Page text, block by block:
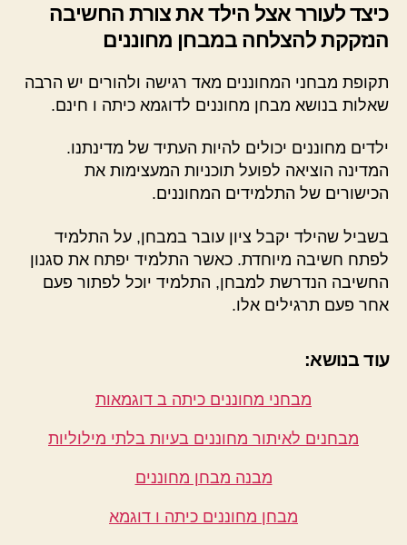
כיצד לעורר אצל הילד את צורת החשיבה
הנזקקת להצלחה במבחן מחוננים
תקופת מבחני המחוננים מאד רגישה ולהורים יש הרבה
שאלות בנושא מבחן מחוננים לדוגמא כיתה ו חינם.
ילדים מחוננים יכולים להיות העתיד של מדינתנו.
המדינה הוציאה לפועל תוכניות המעצימות את
הכישורים של התלמידים המחוננים.
בשביל שהילד יקבל ציון עובר במבחן, על התלמיד
לפתח חשיבה מיוחדת. כאשר התלמיד יפתח את סגנון
החשיבה הנדרשת למבחן, התלמיד יוכל לפתור פעם
אחר פעם תרגילים אלו.
עוד בנושא:
מבחני מחוננים כיתה ב דוגמאות
מבחנים לאיתור מחוננים בעיות בלתי מילוליות
מבנה מבחן מחוננים
מבחן מחוננים כיתה ו דוגמא